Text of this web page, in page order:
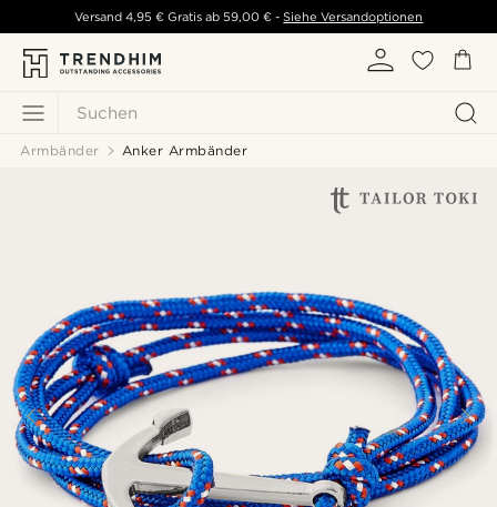
Suchen
Versand 4,95 € Gratis ab 59,00 € - Siehe Versandoptionen
Armbänder Anker Armbänder